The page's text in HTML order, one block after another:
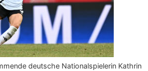
deutsche Nationalspielerin Kathrin